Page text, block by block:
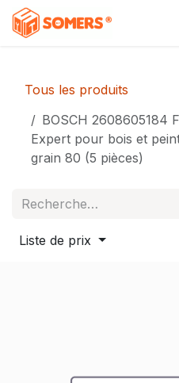
Se rendre au contenu
Tous les produits
BOSCH 2608605184
Expert pour bois et
grain 80 (5 pièces)
Liste de prix